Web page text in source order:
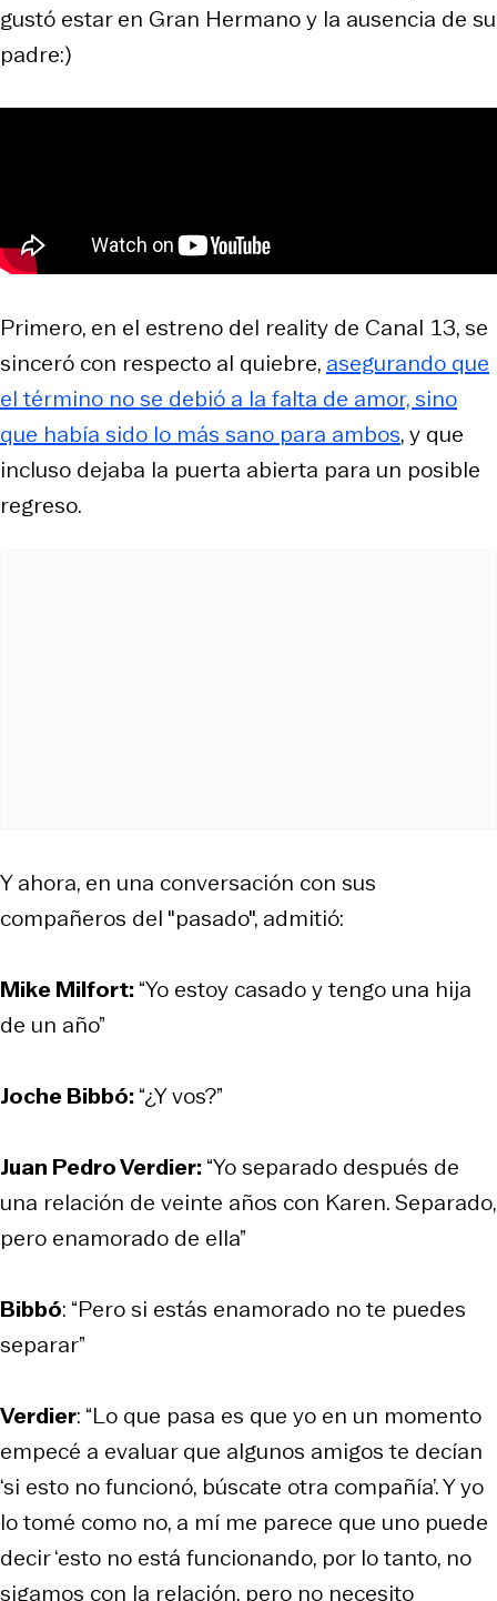
gustó estar en Gran Hermano y la ausencia de su
padre:)
Primero, en el estreno del reality de Canal 13, se
sinceró con respecto al quiebre, asegurando que
el término no se debió a la falta de amor, sino
que había sido lo más sano para ambos, y que
incluso dejaba la puerta abierta para un posible
regreso.
Y ahora, en una conversación con sus
compañeros del "pasado", admitió:
Mike Milfort:“Yo estoy casado y tengo una hija
de un año”
Joche Bibbó:“¿Y vos?”
Juan Pedro Verdier:“Yo separado después de
una relación de veinte años con Karen. Separado,
pero enamorado de ella”
Bibbó: “Pero si estás enamorado no te puedes
separar”
Verdier: “Lo que pasa es que yo en un momento
empecé a evaluar que algunos amigos te decían
‘si esto no funcionó, búscate otra compañía’. Y yo
lo tomé como no, a mí me parece que uno puede
decir ‘esto no está funcionando, por lo tanto, no
sigamos con la relación, pero no necesito